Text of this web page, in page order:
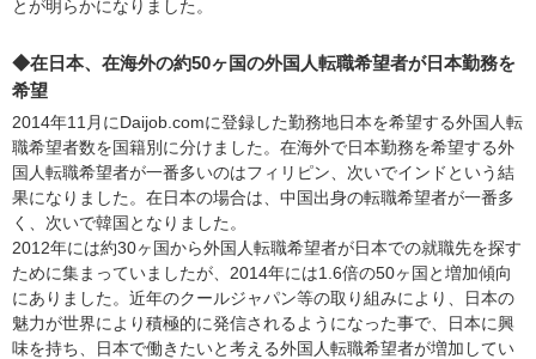
とが明らかになりました。
◆在日本、在海外の約50ヶ国の外国人転職希望者が日本勤務を
希望
2014年11月にDaijob.comに登録した勤務地日本を希望する外国人転
職希望者数を国籍別に分けました。在海外で日本勤務を希望する外
国人転職希望者が一番多いのはフィリピン、次いでインドという結
果になりました。在日本の場合は、中国出身の転職希望者が一番多
く、次いで韓国となりました。
2012年には約30ヶ国から外国人転職希望者が日本での就職先を探す
ために集まっていましたが、2014年には1.6倍の50ヶ国と増加傾向
にありました。近年のクールジャパン等の取り組みにより、日本の
魅力が世界により積極的に発信されるようになった事で、日本に興
味を持ち、日本で働きたいと考える外国人転職希望者が増加してい